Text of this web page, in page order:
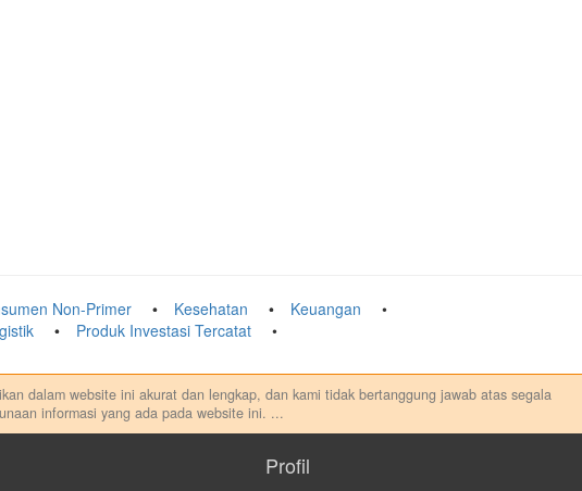
Non-Primer Kesehatan
Keuangan
Produk Investasi Tercatat
dalam website ini akurat dan lengkap, dan kami tidak bertanggung jawab atas segala
informasi yang ada pada website ini. ...
secara langsung maupun tidak langsung atas konten pada website ini.
Profil